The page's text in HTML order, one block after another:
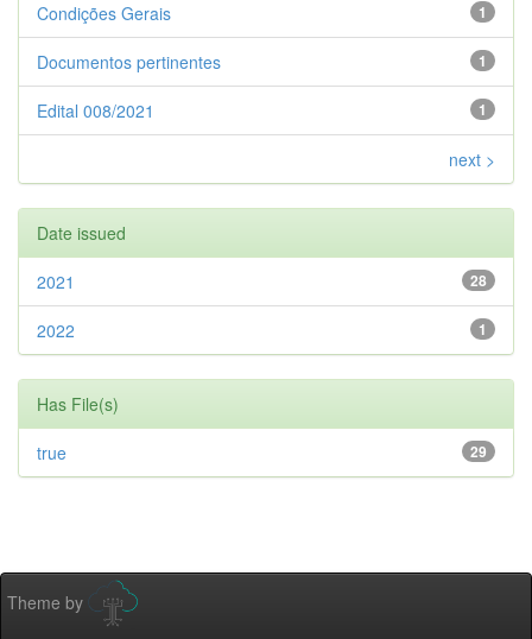
1
Condições Gerais
1
Documentos pertinentes
1
Edital 008/2021
next >
Date issued
28
2021
1
2022
Has File(s)
29
true
Theme by